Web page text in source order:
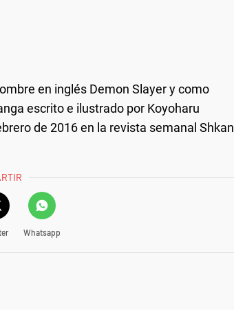
en inglés Demon Slayer y como
escrito e ilustrado por Koyoharu
de 2016 en la revista semanal Shkan
Whatsapp